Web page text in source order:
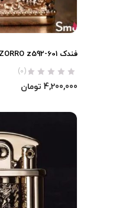
فندک ZORRO z592-601 اسپینری اورجینال
(0)
4,200,000 تومان